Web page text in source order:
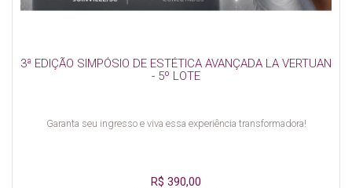
3ª EDIÇÃO SIMPÓSIO DE ESTÉTICA AVANÇADA LA VERTUAN
- 5º LOTE
Garanta seu ingresso e viva essa experiência transformadora!
R$ 390,00